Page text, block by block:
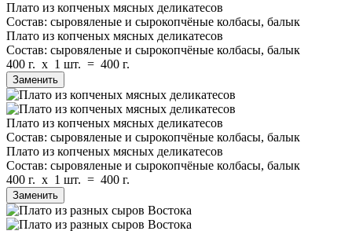
Плато из копченых мясных деликатесов
Состав: сыровяленые и сырокопчёные колбасы, балык
Плато из копченых мясных деликатесов
Состав: сыровяленые и сырокопчёные колбасы, балык
400 г. x 1 шт. = 400 г.
Заменить
Плато из копченых мясных деликатесов
Состав: сыровяленые и сырокопчёные колбасы, балык
Плато из копченых мясных деликатесов
Состав: сыровяленые и сырокопчёные колбасы, балык
400 г. x 1 шт. = 400 г.
Заменить